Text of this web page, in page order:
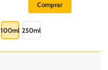
Comprar
100ml 250ml